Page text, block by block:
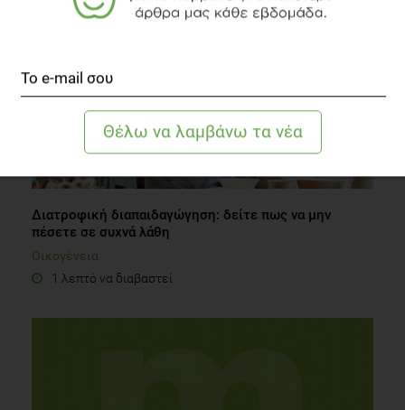
Διατροφική διαπαιδαγώγηση: δείτε πως να μην
πέσετε σε συχνά λάθη
Οικογένεια
1 λεπτό να διαβαστεί